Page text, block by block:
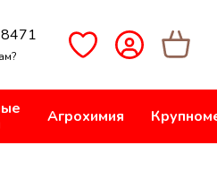
Агрохимия